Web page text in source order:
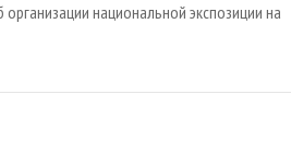
национальной экспозиции на